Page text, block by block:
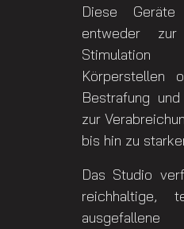
Diese
entweder zur
Körperstellen
Bestrafung
zur
bis hin zu
Das Studio
reichhaltige,